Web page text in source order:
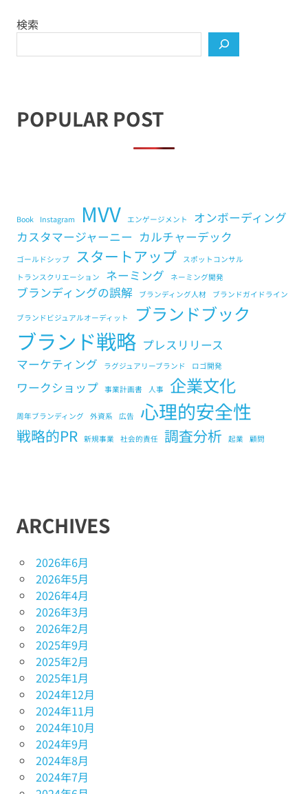
検索
POPULAR POST
Book Instagram MVV エンゲージメント
オンボーディング
カスタマージャーニー カルチャーデック
ゴールドシップ スタートアップ
スポットコンサル
トランスクリエーション
ネーミング ネーミング開発
ブランディングの誤解 ブランディング人材 ブランドガイドライン
ブランドビジュアルオーディット ブランドブック
ブランド戦略 プレスリリース
マーケティング
ラグジュアリーブランド ロゴ開発
ワークショップ 事業計画書 人事 企業文化
周年ブランディング 外資系 広告 心理的安全性
戦略的PR 新規事業 社会的責任 調査分析 起業 顧問
ARCHIVES
2026年6月
2026年5月
2026年4月
2026年3月
2026年2月
2025年9月
2025年2月
2025年1月
2024年12月
2024年11月
2024年10月
2024年9月
2024年8月
2024年7月